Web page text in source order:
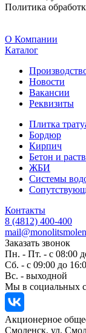
Политика
O Компании
Каталог
Новости
Вакансии
Реквизиты
Плитка
Бордюр
Кирпич
Бетон и
ЖБИ
Системы
Контакты
8 (4812) 400-400
Заказать звонок
Пн. - Пт. - с 08:00
Сб. - с 09:00 до
Вс. - выходной
Мы в социальных
Акционерное
Смоленск, ул.